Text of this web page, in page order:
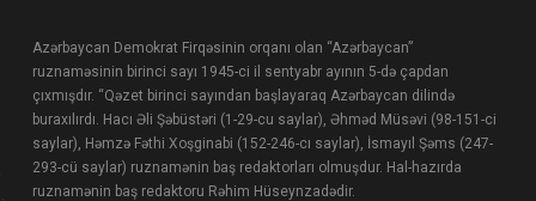
Azərbaycan Demokrat Firqəsinin orqanı olan “Azərbaycan”
ruznaməsinin birinci sayı 1945-ci il sentyabr ayının 5-də çapdan
çıxmışdır. “Qəzet birinci sayından başlayaraq Azərbaycan dilində
buraxılırdı. Hacı Əli Şəbüstəri (1-29-cu saylar), Əhməd Müsəvi (98-151-ci
saylar), Həmzə Fəthi Xoşginabi (152-246-cı saylar), İsmayıl Şəms (247-
293-cü saylar) ruznamənin baş redaktorları olmuşdur. Hal-hazırda
ruznamənin baş redaktoru Rəhim Hüseynzadədir.